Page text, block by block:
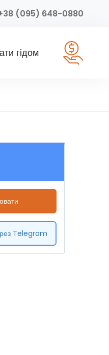
(095) 648-0880
гідом
Telegram